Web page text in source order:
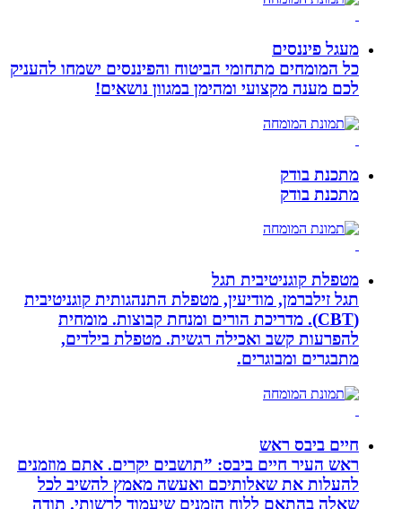
מעגל פיננסים
כל המומחים מתחומי הביטוח והפיננסים ישמחו להעניק
לכם מענה מקצועי ומהימן במגוון נושאים!
מתכנת בודק
מתכנת בודק
מטפלת קוגניטיבית תגל
תגל זילברמן, מודיעין, מטפלת התנהגותית קוגניטיבית
(CBT). מדריכת הורים ומנחת קבוצות. מומחית
להפרעות קשב ואכילה רגשית. מטפלת בילדים,
מתבגרים ומבוגרים.
חיים ביבס ראש
ראש העיר חיים ביבס: ”תושבים יקרים. אתם מוזמנים
להעלות את שאלותיכם ואעשה מאמץ להשיב לכל
שאלה בהתאם ללוח הזמנים שיעמוד לרשותי. תודה